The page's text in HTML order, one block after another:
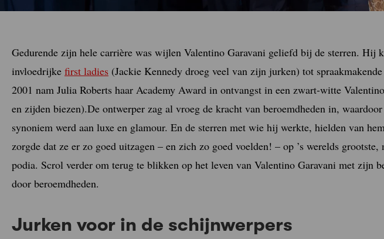
Gedurende zijn hele carrière was wijlen Valentino Garavani geliefd bij de sterren. Hij
invloedrijke first ladies (Jackie Kennedy droeg veel van zijn jurken) tot
2001 nam Julia Roberts haar Academy Award in ontvangst in een zwart-witte
en zijden biezen).De ontwerper zag al vroeg de kracht van beroemdheden in,
synoniem werd aan luxe en glamour. En de sterren met wie hij werkte, hielden van
zorgde dat ze er zo goed uitzagen – en zich zo goed voelden! – op ’s werelds grootste,
podia. Scrol verder om terug te blikken op het leven van Valentino Garavani met zijn
door beroemdheden.
Jurken voor in de schijnwerpers